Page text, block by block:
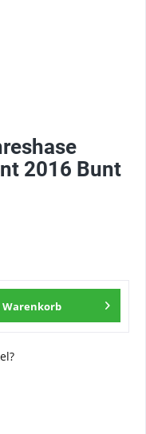
2016 Bunt
Warenkorb